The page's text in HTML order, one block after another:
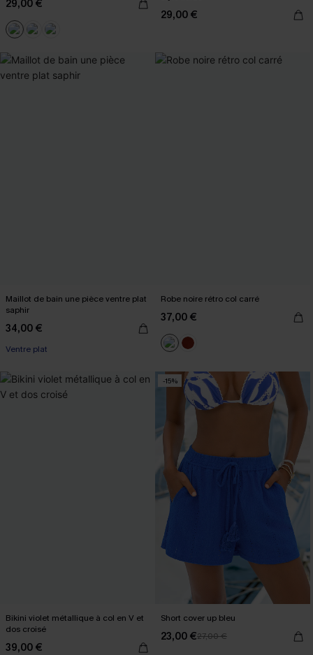
29,00 €
29,00 €
Maillot de bain une pièce ventre plat
saphir
34,00 €
Ventre plat
Robe noire rétro col carré
37,00 €
Bikini violet métallique à col en V et
dos croisé
39,00 €
-15%
Short cover up bleu
23,00 €27,00 €